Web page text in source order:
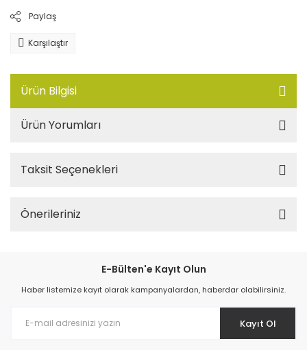
Paylaş
Karşılaştır
Ürün Bilgisi
Ürün Yorumları
Taksit Seçenekleri
Önerileriniz
E-Bülten'e Kayıt Olun
Haber listemize kayıt olarak kampanyalardan, haberdar olabilirsiniz.
Kayıt Ol